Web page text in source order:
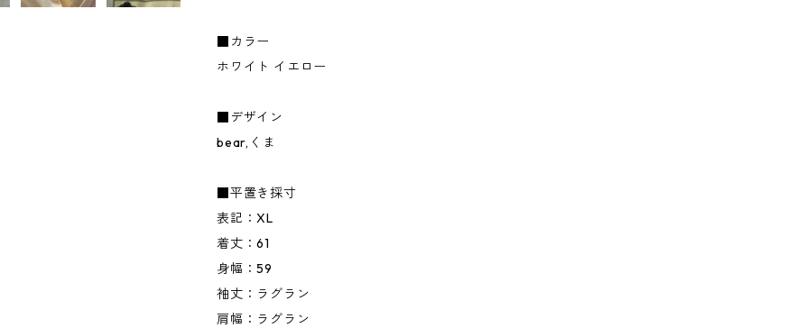
■カラー
ホワイト イエロー
■デザイン
bear,くま
■平置き採寸
表記：XL
着丈：61
身幅：59
袖丈：ラグラン
肩幅：ラグラン